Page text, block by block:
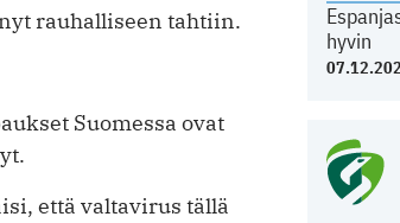
hyvin
rauhalliseen tahtiin.
Suomessa ovat
että valtavirus tällä